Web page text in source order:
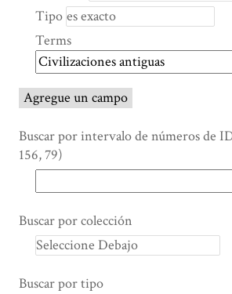
"Reducir
por
campo
específico":
1
Tipo
Terms
Agregue un campo
Buscar por intervalo de números de
156, 79)
Buscar por colección
Buscar por tipo